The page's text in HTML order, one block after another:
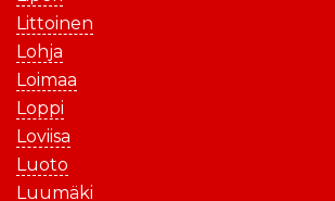
Littoinen
Lohja
Loimaa
Loppi
Loviisa
Luoto
Luumäki